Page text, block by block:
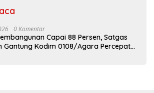
0 Komentar
Capai 88 Persen, Satgas
Gantung Kodim 0108/Agara Percepat